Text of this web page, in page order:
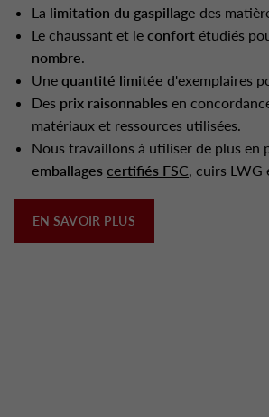
La limitation du gaspillage des
Le chaussant et le confort étudiés
nombre.
Une quantité limitée d'exemplaires
Des prix raisonnables en
matériaux et ressources utilisées.
Nous travaillons à utiliser de plus en
emballages certifiés FSC, cuirs LWG
EN SAVOIR PLUS